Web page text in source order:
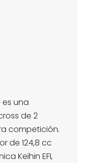
es una
de 2
competición.
de 124,8 cc
Keihin EFI,